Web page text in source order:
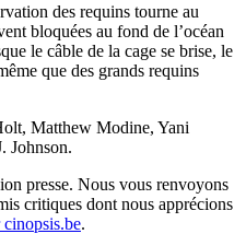
des requins tourne au
bloquées au fond de l’océan
le câble de la cage se brise, le
que des grands requins
Matthew Modine, Yani
Johnson.
presse. Nous vous renvoyons
critiques dont nous apprécions
.